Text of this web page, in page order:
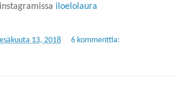
instagramissa iloelolaura
13, 2018 6 kommenttia: